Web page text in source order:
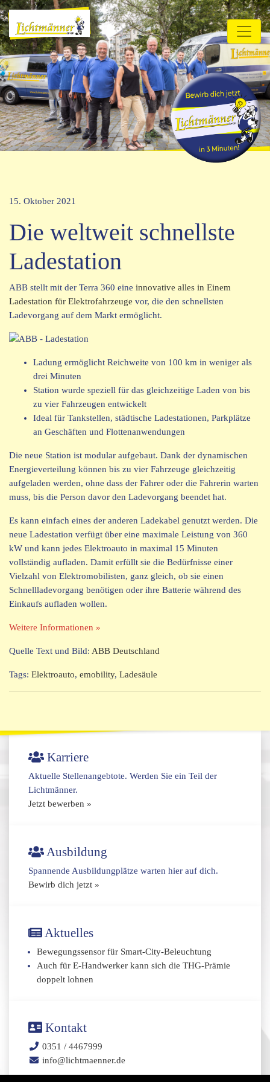
15. Oktober 2021
Die weltweit schnellste
Ladestation
ABB stellt mit der Terra 360 eine innovative alles in Einem
Ladestation für Elektrofahrzeuge vor, die den schnellsten
Ladevorgang auf dem Markt ermöglicht.
Ladung ermöglicht Reichweite von 100 km in weniger als
drei Minuten
Station wurde speziell für das gleichzeitige Laden von bis
zu vier Fahrzeugen entwickelt
Ideal für Tankstellen, städtische Ladestationen, Parkplätze
an Geschäften und Flottenanwendungen
Die neue Station ist modular aufgebaut. Dank der dynamischen
Energieverteilung können bis zu vier Fahrzeuge gleichzeitig
aufgeladen werden, ohne dass der Fahrer oder die Fahrerin warten
muss, bis die Person davor den Ladevorgang beendet hat.
Es kann einfach eines der anderen Ladekabel genutzt werden. Die
neue Ladestation verfügt über eine maximale Leistung von 360
kW und kann jedes Elektroauto in maximal 15 Minuten
vollständig aufladen. Damit erfüllt sie die Bedürfnisse einer
Vielzahl von Elektromobilisten, ganz gleich, ob sie einen
Schnellladevorgang benötigen oder ihre Batterie während des
Einkaufs aufladen wollen.
Weitere Informationen »
Quelle Text und Bild: ABB Deutschland
Tags: Elektroauto, emobility, Ladesäule
Karriere
Aktuelle Stellenangebtote. Werden Sie ein Teil der
Lichtmänner.
Jetzt bewerben »
Ausbildung
Spannende Ausbildungplätze warten hier auf dich.
Bewirb dich jetzt »
Aktuelles
Bewegungssensor für Smart-City-Beleuchtung
Auch für E-Handwerker kann sich die THG-Prämie
doppelt lohnen
Kontakt
0351 / 4467999
info@lichtmaenner.de